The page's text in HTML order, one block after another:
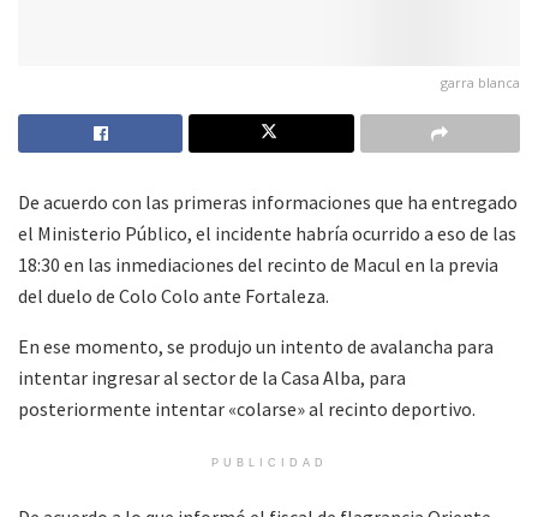
garra blanca
De acuerdo con las primeras informaciones que ha entregado
el Ministerio Público, el incidente habría ocurrido a eso de las
18:30 en las inmediaciones del recinto de Macul en la previa
del duelo de Colo Colo ante Fortaleza.
En ese momento, se produjo un intento de avalancha para
intentar ingresar al sector de la Casa Alba, para
posteriormente intentar «colarse» al recinto deportivo.
PUBLICIDAD